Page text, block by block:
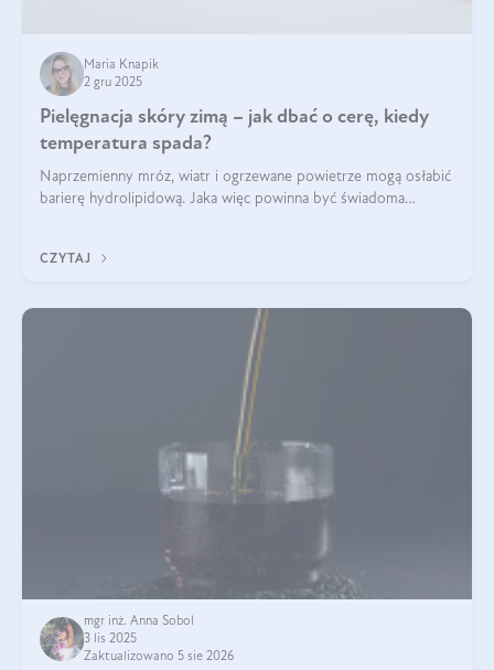
Maria Knapik
2 gru 2025
Pielęgnacja skóry zimą – jak dbać o cerę, kiedy
temperatura spada?
Naprzemienny mróz, wiatr i ogrzewane powietrze mogą osłabić
barierę hydrolipidową. Jaka więc powinna być świadoma
CZYTAJ
mgr inż. Anna Sobol
3 lis 2025
Zaktualizowano 5 sie 2026